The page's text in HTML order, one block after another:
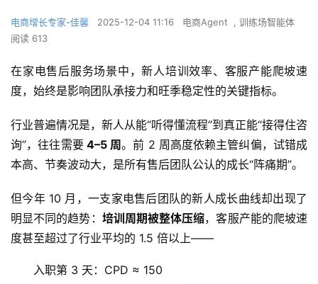
电商增长专家-佳馨 2025-12-04 11:16 电商Agent , 训练场智能体
阅读 613
在家电售后服务场景中，新人培训效率、客服产能爬坡速
度，始终是影响团队承接力和旺季稳定性的关键指标。
行业普遍情况是，新人从能“听得懂流程”到真正能“接得住咨
询”，往往需要 4–5 周。前 2 周高度依赖主管纠偏，试错成
本高、节奏波动大，是所有售后团队公认的成长“阵痛期”。
但今年 10 月，一支家电售后团队的新人成长曲线却出现了
明显不同的趋势： 培训周期被整体压缩，客服产能的爬坡速
度甚至超过了行业平均的 1.5 倍以上——
入职第 3 天：CPD ≈ 150